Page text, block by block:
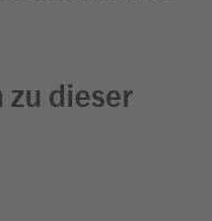
dieser